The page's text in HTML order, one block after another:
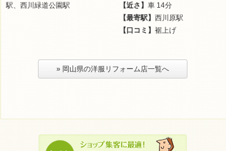
駅、西川緑道公園駅
【近さ】 車 14分
【最寄駅】 西川原駅
【口コミ】 裾上げ
» 岡山県の洋服リフォーム店一覧へ